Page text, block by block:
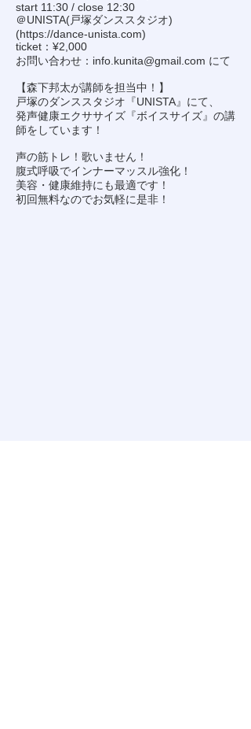
start 11:30 / close 12:30
＠UNISTA(戸塚ダンススタジオ)
(https://dance-unista.com)
ticket：¥2,000
お問い合わせ： info.kunita@gmail.com にて
【森下邦太が講師を担当中！】
戸塚のダンススタジオ『UNISTA』にて、
発声健康エクササイズ『ボイスサイズ』の講
師をしています！
声の筋トレ！歌いません！
腹式呼吸でインナーマッスル強化！
美容・健康維持にも最適です！
初回無料なのでお気軽に是非！